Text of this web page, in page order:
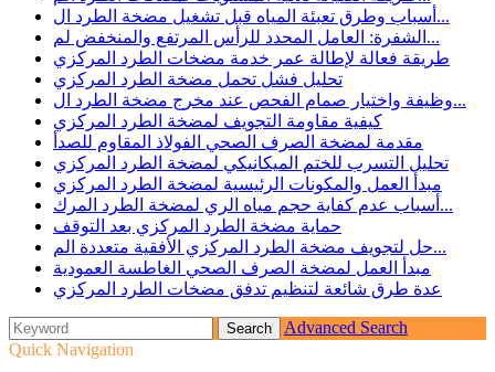
أسباب وطرق تعبئة المياه قبل تشغيل مضخة الطرد ال...
الشفرة: العامل المحدد للرأس المرتفع والمنخفض لم...
طريقة فعالة لإطالة عمر خدمة مضخات الطرد المركزي
تحليل فشل تحمل مضخة الطرد المركزي
وظيفة واختيار صمام الفحص عند مخرج مضخة الطرد ال...
كيفية مقاومة التجويف لمضخة الطرد المركزي
مقدمة لمضخة الصرف الصحي الفولاذ المقاوم للصدأ
تحليل التسرب للختم الميكانيكي لمضخة الطرد المركزي
مبدأ العمل والمكونات الرئيسية لمضخة الطرد المركزي
أسباب عدم كفاية حجم مياه الري لمضخة الطرد المرك...
حماية مضخة الطرد المركزي بعد التوقف
حل لتجويف مضخة الطرد المركزي الأفقية متعددة الم...
مبدأ العمل لمضخة الصرف الصحي الغاطسة العمودية
عدة طرق شائعة لتنظيم تدفق مضخات الطرد المركزي
Advanced Search
Quick Navigation